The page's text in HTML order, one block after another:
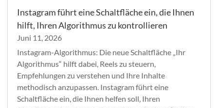
Instagram führt eine Schaltfläche ein, die Ihnen
hilft, Ihren Algorithmus zu kontrollieren
Juni 11, 2026
Instagram-Algorithmus: Die neue Schaltfläche „Ihr
Algorithmus“ hilft dabei, Reels zu steuern,
Empfehlungen zu verstehen und Ihre Inhalte
methodisch anzupassen. Instagram führt eine
Schaltfläche ein, die Ihnen helfen soll, Ihren